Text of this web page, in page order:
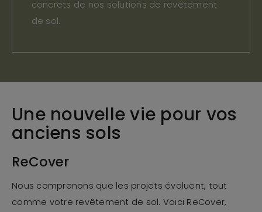
concrets de nos solutions de revêtement
de sol.
Une nouvelle vie pour vos
anciens sols
ReCover
Nous comprenons que les projets évoluent, tout
comme votre revêtement de sol. Voici ReCover,